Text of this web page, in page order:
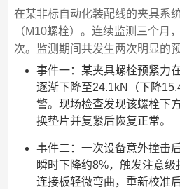
在某非标自动化装配线的夹具系
（M10螺栓）。连续监测三个月
次。监测期间共发生两次明显的
事件一：某夹具螺栓预紧力
逐渐下降至24.1kN（下降
警。现场检查发现该螺栓下
换垫片并复紧后恢复正常。
事件二：一次设备意外撞击
瞬时下降约8%，触发注意
连接板轻微弯曲，重新校准